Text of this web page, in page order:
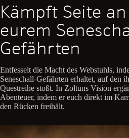
Kämpft Seite
eurem
Gefährten
Entfesselt die Macht des Webstuhls,
Seneschall-Gefährten erhaltet, auf den
Questreihe stoßt. In Zoltuns Vision
Abenteuer, indem er euch direkt im
den Rücken freihält.